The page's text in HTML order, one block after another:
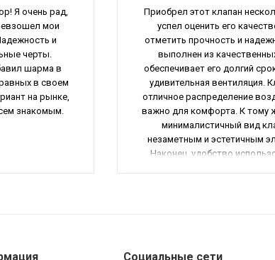
Я очень рад,
мои
и
черты.
шарма в
в своем
на рынке,
знакомым.
Приобрел этот клапан
успел оценить его
отметить прочность и
выполнен из
обеспечивает его долгий
удивительная вентиляция.
отличное распределение
важно для комфорта. К тому
минималистичный вид
незаметным и эстетичным
Наконец, удобство
Социальные сети